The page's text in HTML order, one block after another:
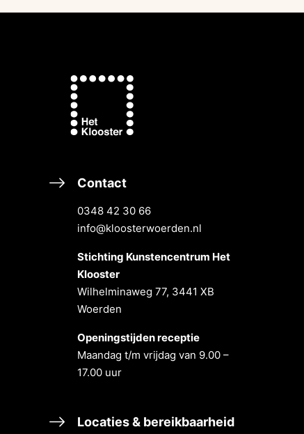
Contact
0348 42 30 66
info@kloosterwoerden.nl
Stichting Kunstencentrum Het
Klooster
Wilhelminaweg 77, 3441 XB
Woerden
Openingstĳden receptie
Maandag t/m vrĳdag van 9.00 –
17.00 uur
Locaties & bereikbaarheid